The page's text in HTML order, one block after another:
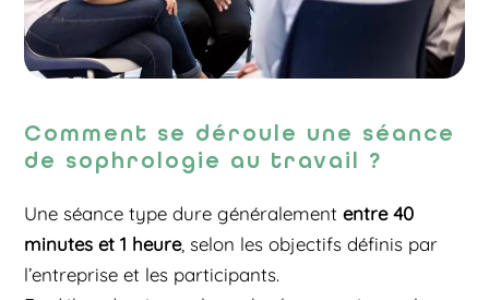
Comment se déroule une séance
de sophrologie au travail ?
Une séance type dure généralemententre 40
minutes et 1 heure, selon les objectifs définis par
l’entreprise et les participants.